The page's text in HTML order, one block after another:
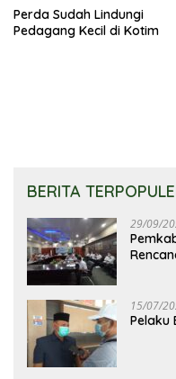
Perda Sudah Lindungi
Pedagang Kecil di Kotim
BERITA
29/09/
15/07/
Pelaku